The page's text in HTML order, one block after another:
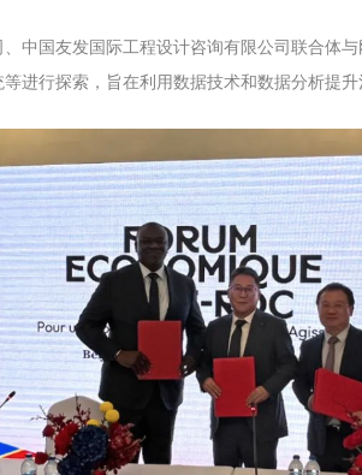
中国友发国际工程设计咨询有限公司联合体
进行探索，旨在利用数据技术和数据分析提升